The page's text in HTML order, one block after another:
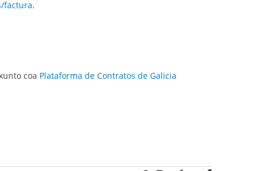
factura.
coa Plataforma de Contratos de Galicia